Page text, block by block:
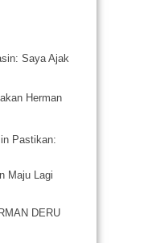
Saya Ajak
Herman
Pastikan:
Maju Lagi
DERU